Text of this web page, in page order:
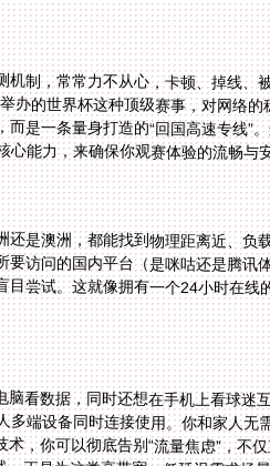
制，常常力不从心，卡顿、掉线、
的世界杯这种顶级赛事，对网络的
是一条量身打造的“回国高速专线”
能力，来确保你观赛体验的流畅与
是澳洲，都能找到物理距离近、负
访问的国内平台（是咪咕还是腾讯
尝试。这就像拥有一个24小时在线
看数据，同时还想在手机上看球迷
端设备同时连接使用。你和家人无
术，你可以彻底告别“流量焦虑”，不